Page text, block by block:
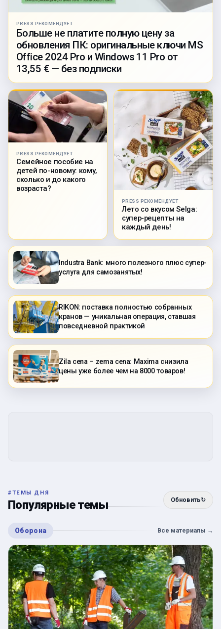
PRESS РЕКОМЕНДУЕТ
Больше не платите полную цену за
обновления ПК: оригинальные ключи MS
Office 2024 Pro и Windows 11 Pro от
13,55 € — без подписки
PRESS РЕКОМЕНДУЕТ
Семейное пособие на
детей по-новому: кому,
сколько и до какого
возраста?
PRESS РЕКОМЕНДУЕТ
Лето со вкусом Selga:
супер-рецепты на
каждый день!
Industra Bank: много полезного плюс супер-
услуга для самозанятых!
RIKON: поставка полностью собранных
кранов — уникальная операция, ставшая
повседневной практикой
Zila cena – zema cena: Maxima снизила
цены уже более чем на 8000 товаров!
#ТЕМЫ ДНЯ
Популярные темы Обновить↻
Оборона Все материалы →